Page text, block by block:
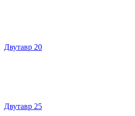
Двутавр 20
Двутавр 25